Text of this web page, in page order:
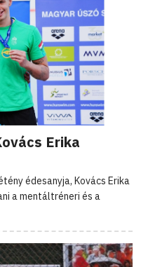
Erika
édesanyja, Kovács Erika
a mentáltréneri és a